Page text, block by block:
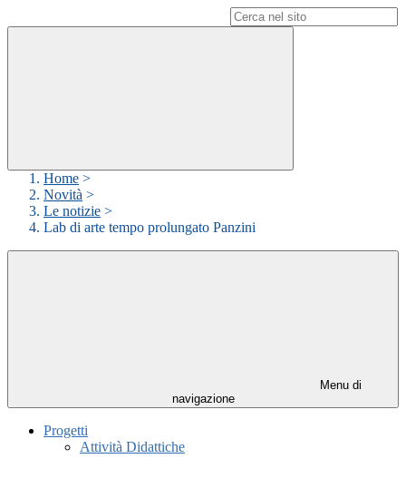
Home >
Novità >
Le notizie >
Lab di arte tempo prolungato Panzini
Menu di
navigazione
Progetti
Attività Didattiche